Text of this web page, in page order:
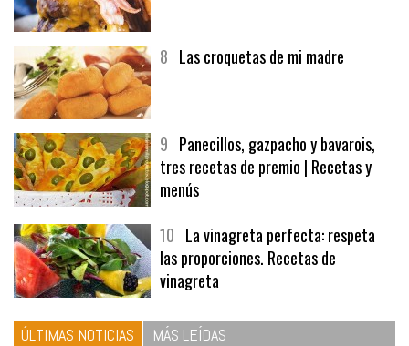
8 Las croquetas de mi madre
9 Panecillos, gazpacho y bavarois,
tres recetas de premio | Recetas y
menús
10 La vinagreta perfecta: respeta
las proporciones. Recetas de
vinagreta
ÚLTIMAS NOTICIAS MÁS LEÍDAS